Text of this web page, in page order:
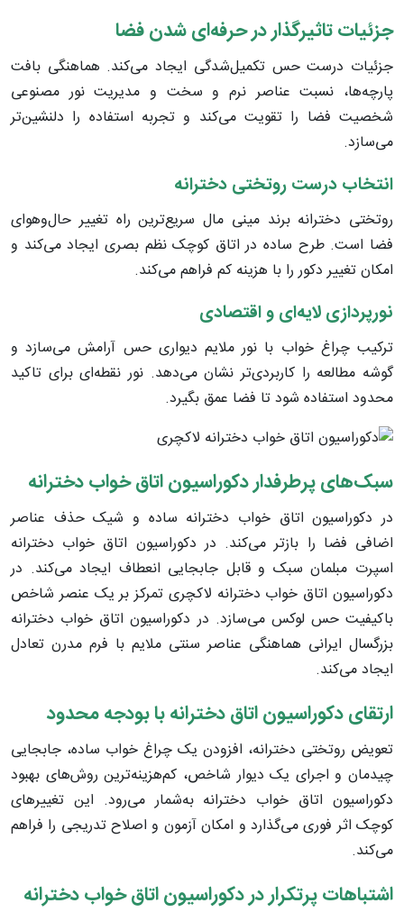
جزئیات تاثیرگذار در حرفه‌ای شدن فضا
جزئیات درست حس تکمیل‌شدگی ایجاد می‌کند. هماهنگی بافت
پارچه‌ها، نسبت عناصر نرم و سخت و مدیریت نور مصنوعی
شخصیت فضا را تقویت می‌کند و تجربه استفاده را دلنشین‌تر
می‌سازد.
انتخاب درست روتختی دخترانه
روتختی دخترانه برند مینی مال سریع‌ترین راه تغییر حال‌وهوای
فضا است. طرح ساده در اتاق کوچک نظم بصری ایجاد می‌کند و
امکان تغییر دکور را با هزینه کم فراهم می‌کند.
نورپردازی لایه‌ای و اقتصادی
ترکیب چراغ خواب با نور ملایم دیواری حس آرامش می‌سازد و
گوشه مطالعه را کاربردی‌تر نشان می‌دهد. نور نقطه‌ای برای تاکید
محدود استفاده شود تا فضا عمق بگیرد.
سبک‌های پرطرفدار دکوراسیون اتاق خواب دخترانه
در دکوراسیون اتاق خواب دخترانه ساده و شیک حذف عناصر
اضافی فضا را بازتر می‌کند. در دکوراسیون اتاق خواب دخترانه
اسپرت مبلمان سبک و قابل جابجایی انعطاف ایجاد می‌کند. در
دکوراسیون اتاق خواب دخترانه لاکچری تمرکز بر یک عنصر شاخص
باکیفیت حس لوکس می‌سازد. در دکوراسیون اتاق خواب دخترانه
بزرگسال ایرانی هماهنگی عناصر سنتی ملایم با فرم مدرن تعادل
ایجاد می‌کند.
ارتقای دکوراسیون اتاق دخترانه با بودجه محدود
تعویض روتختی دخترانه، افزودن یک چراغ خواب ساده، جابجایی
چیدمان و اجرای یک دیوار شاخص، کم‌هزینه‌ترین روش‌های بهبود
دکوراسیون اتاق خواب دخترانه به‌شمار می‌رود. این تغییرهای
کوچک اثر فوری می‌گذارد و امکان آزمون و اصلاح تدریجی را فراهم
می‌کند.
اشتباهات پرتکرار در دکوراسیون اتاق خواب دخترانه